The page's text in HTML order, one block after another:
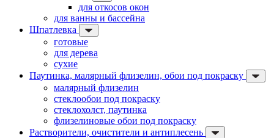
для откосов окон
для ванны и бассейна
Шпатлевка
готовые
для дерева
сухие
Паутинка, малярный флизелин, обои под покраску
малярный флизелин
стеклообои под покраску
стеклохолст, паутинка
флизелиновые обои под покраску
Растворители, очистители и антиплесень